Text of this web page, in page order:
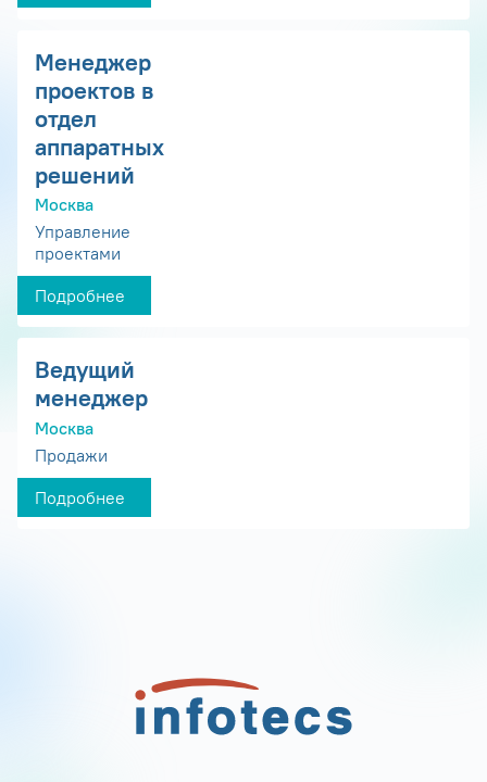
Менеджер
проектов в
отдел
аппаратных
решений
Москва
Управление
проектами
Подробнее
Ведущий
менеджер
Москва
Продажи
Подробнее